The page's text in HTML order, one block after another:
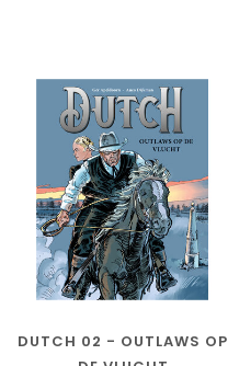
DUTCH 02 - OUTLAWS OP